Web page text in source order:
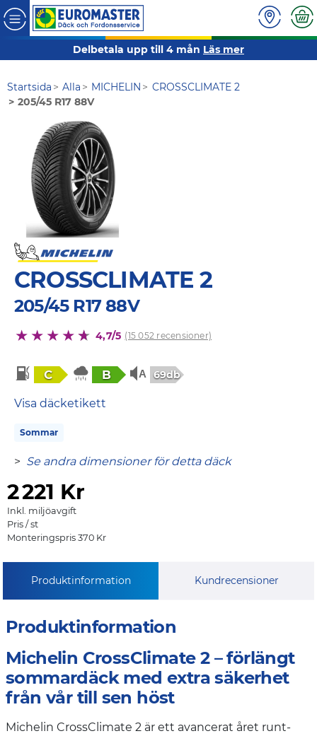
Delbetala upp till 4 mån Läs mer
Startsida Alla MICHELIN
CROSSCLIMATE 2
205/45 R17 88V
CROSSCLIMATE 2
205/45 R17 88V
4,7/5 (15 052 recensioner)
C B 69db
Visa däcketikett
Sommar
> Se andra dimensioner för detta däck
2221 Kr
Inkl. miljöavgift
Pris / st
Monteringspris 370 Kr
Produktinformation Kundrecensioner
Produktinformation
Michelin CrossClimate 2 – förlängt
sommardäck med extra säkerhet
från vår till sen höst
Michelin CrossClimate 2 är ett avancerat året runt-